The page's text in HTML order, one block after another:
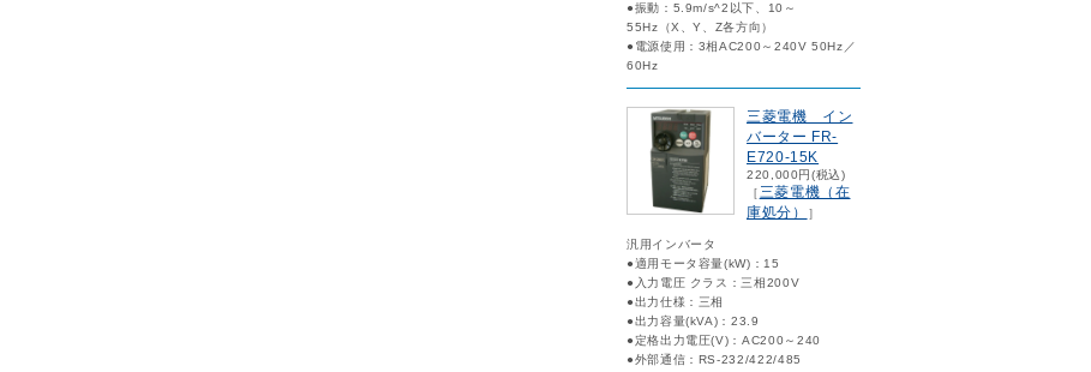
●振動：5.9m/s^2以下、10～
55Hz（X、Y、Z各方向）
●電源使用：3相AC200～240V 50Hz／
60Hz
三菱電機 イン
バーター FR-
E720-15K
220,000円(税込)
［三菱電機（在
庫処分）
］
汎用インバータ
●適用モータ容量(kW)：15
●入力電圧 クラス：三相200V
●出力仕様：三相
●出力容量(kVA)：23.9
●定格出力電圧(V)：AC200～240
●外部通信：RS-232/422/485